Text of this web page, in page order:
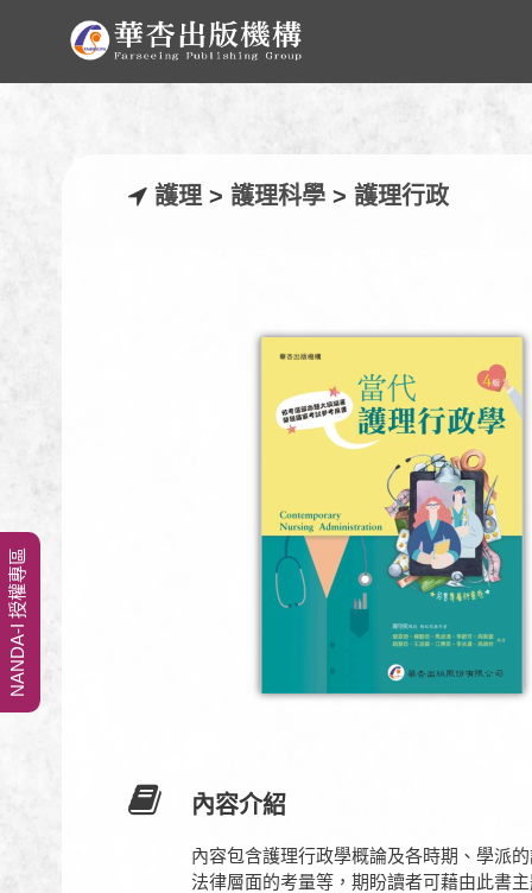
護理 > 護理科學 > 護理行政
內容介紹
內容包含護理行政學概論及各時期、學派
法律層面的考量等，期盼讀者可藉由此書
NANDA-I 授權專區